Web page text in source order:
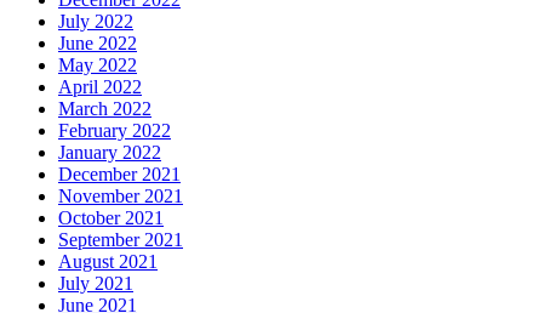
July 2022
June 2022
May 2022
April 2022
March 2022
February 2022
January 2022
December 2021
November 2021
October 2021
September 2021
August 2021
July 2021
June 2021